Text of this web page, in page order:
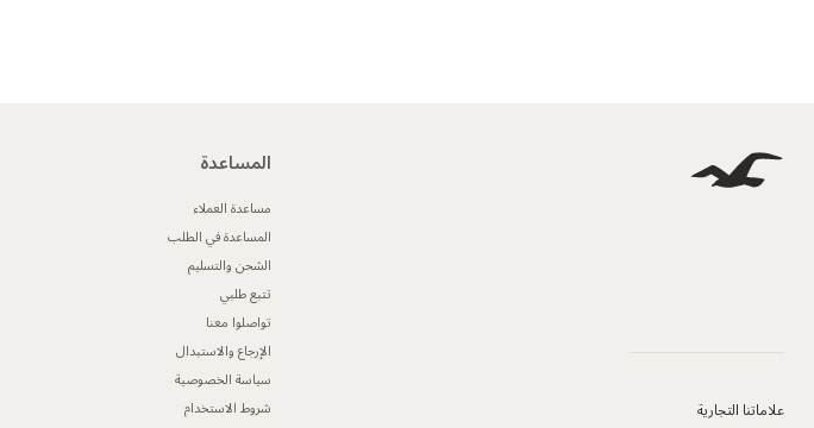
علاماتنا التجارية
المساعدة
مساعدة العملاء
المساعدة في الطلب
الشحن والتسليم
تتبع طلبي
تواصلوا معنا
الإرجاع والاستبدال
سياسة الخصوصية
شروط الاستخدام